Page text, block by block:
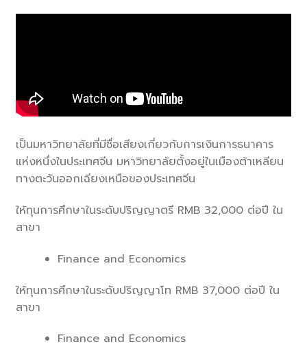
เป็นมหาวิทยาลัยที่มีชื่อเสียงเกี่ยวกับการเงินการธนาคาร
แห่งหนึ่งในประเทศจีน มหาวิทยาลัยตั้งอยู่ในเมืองต้าเหลียน
ทางตะวันออกเฉียงเหนือของประเทศจีน
ให้ทุนการศึกษาในระดับปริญญาตรี RMB 32,000 ต่อปี ใน
สาขา
Finance and Economics
ให้ทุนการศึกษาในระดับปริญญาโท RMB 37,000 ต่อปี ใน
สาขา
Finance and Economics